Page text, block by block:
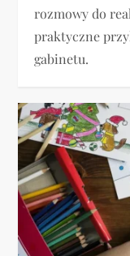
rozmowy do
praktyczne
gabinetu.